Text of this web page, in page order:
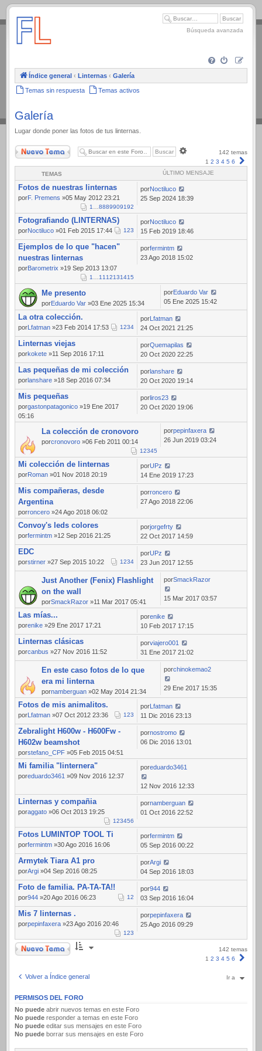
.
Búsqueda avanzada
Índice general ‹ Linternas ‹ Galería
Temas sin respuesta Temas activos
Galería
Lugar donde poner las fotos de tus linternas.
Nuevo Tema
avanzada
142 temas
1 2 3 4 5 6
TEMAS ÚLTIMO MENSAJE
Fotos de nuestras linternas
porF. Premens »05 May 2012 23:21
1 8889909192
porNoctiluco
25 Sep 2024 18:39
Fotografiando (LINTERNAS)
porNoctiluco »01 Feb 2015 17:44 123
porNoctiluco
15 Feb 2019 18:46
Ejemplos de lo que "hacen"
nuestras linternas
porBarometrix »19 Sep 2013 13:07
1 11 12131415
porfermintm
23 Ago 2018 15:02
Me presento
porEduardo Var »03 Ene 2025 15:34
porEduardo Var
05 Ene 2025 15:42
La otra colección.
porLfatman »23 Feb 2014 17:53 1234
porLfatman
24 Oct 2021 21:25
Linternas viejas
porkokete »11 Sep 2016 17:11
porQuemapilas
20 Oct 2020 22:25
Las pequeñas de mi colección
porlanshare »18 Sep 2016 07:34
porlanshare
20 Oct 2020 19:14
Mis pequeñas
porgastonpatagonico »19 Ene 2017
05:16
porliros23
20 Oct 2020 19:06
La colección de cronovoro
porcronovoro »06 Feb 2011 00:14
12345
porpepinfaxera
26 Jun 2019 03:24
Mi colección de linternas
porRoman »01 Nov 2018 20:19
porUPz
14 Ene 2019 17:23
Mis compañeras, desde
Argentina
porroncero »24 Ago 2018 06:02
porroncero
27 Ago 2018 22:06
Convoy's leds colores
porfermintm »12 Sep 2016 21:25
porjorgefrty
22 Oct 2017 14:59
EDC
porstirner »27 Sep 2015 10:22 1234
porUPz
23 Jun 2017 12:55
Just Another (Fenix) Flashlight
on the wall
porSmackRazor »11 Mar 2017 05:41
porSmackRazor
15 Mar 2017 03:57
Las mías...
porenike »29 Ene 2017 17:21
porenike
10 Feb 2017 17:15
Linternas clásicas
porcanbus »27 Nov 2016 11:52
porviajero001
31 Ene 2017 21:02
En este caso fotos de lo que
era mi linterna
pornamberguan »02 May 2014 21:34
porchinokemao2
29 Ene 2017 15:35
Fotos de mis animalitos.
porLfatman »07 Oct 2012 23:36 123
porLfatman
11 Dic 2016 23:13
Zebralight H600w - H600Fw -
H602w beamshot
porstefano_CPF »05 Feb 2015 04:51
pornostromo
06 Dic 2016 13:01
Mi familia "linternera"
poreduardo3461 »09 Nov 2016 12:37
poreduardo3461
12 Nov 2016 12:33
Linternas y compañia
poraggato »06 Oct 2013 19:25
123456
pornamberguan
01 Oct 2016 22:52
Fotos LUMINTOP TOOL Ti
porfermintm »30 Ago 2016 16:06
porfermintm
05 Sep 2016 00:22
Armytek Tiara A1 pro
porArgi »04 Sep 2016 08:25
porArgi
04 Sep 2016 18:03
Foto de familia. PA-TA-TA!!
por944 »20 Ago 2016 06:23 12
por944
03 Sep 2016 16:04
Mis 7 linternas .
porpepinfaxera »23 Ago 2016 20:46
123
porpepinfaxera
25 Ago 2016 09:29
Nuevo Tema
142 temas
1 2 3 4 5 6
Volver a Índice general Ir a
PERMISOS DEL FORO
No puede abrir nuevos temas en este Foro
No puede responder a temas en este Foro
No puede editar sus mensajes en este Foro
No puede borrar sus mensajes en este Foro